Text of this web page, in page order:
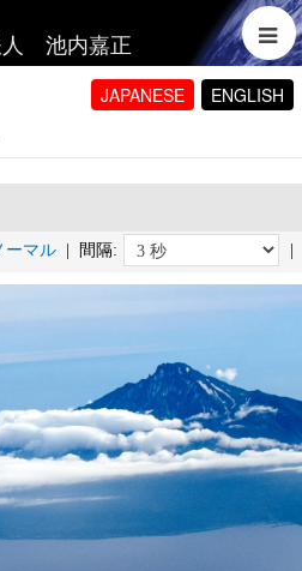
池内嘉正
JAPANESE ENGLISH
ーマル | 間隔: